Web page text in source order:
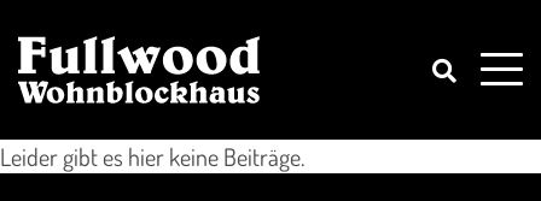
Leider gibt es hier keine Beiträge.